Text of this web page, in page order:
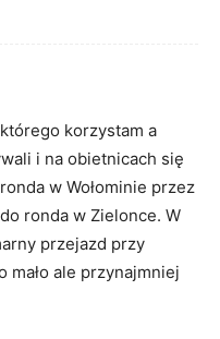
korzystam a
i na obietnicach się
w Wołominie przez
ronda w Zielonce. W
przejazd przy
mało ale przynajmniej